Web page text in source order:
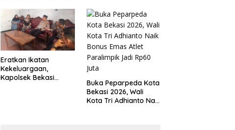
Program Kunjungan
Rumah
Eratkan Ikatan
Kekeluargaan,
Kapolsek Bekasi
Buka Peparpeda Kota
Bekasi 2026, Wali
Kota Tri Adhianto Naik